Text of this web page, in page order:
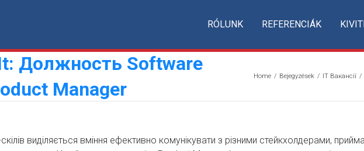
RÓLUNK REFERENCIÁK
Должность Software
Manager
Home / Bejegyzések / IT Вакансії /
виділяється вміння ефективно комунікувати з різними стейкхолдерами,